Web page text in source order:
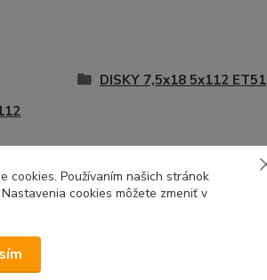
DISKY 7,5x18 5x112 ET51
cookies. Používaním našich stránok
cookies môžete zmeniť v